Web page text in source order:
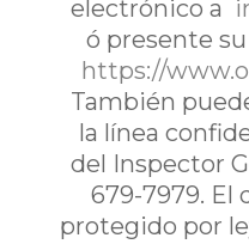
electrónico a
ó presente
https://
También
la línea
del Inspector
679-7979. El
protegido por